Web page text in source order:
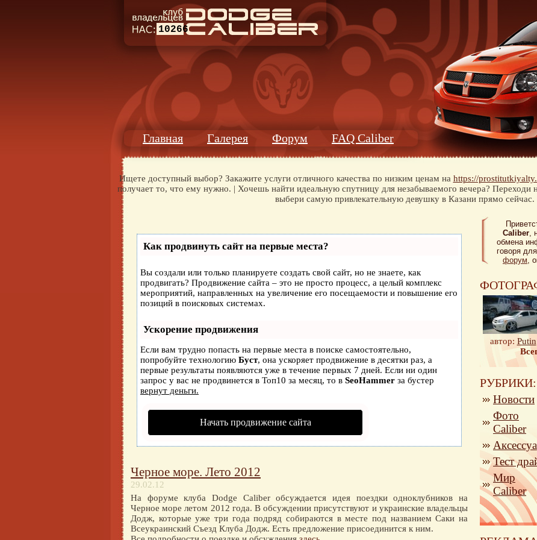
10266
Главная Галерея Форум FAQ Caliber
Ищете доступный выбор? Закажите услуги отличного качества по низким ценам на https://
получает то, что ему нужно. | Хочешь найти идеальную спутницу для незабываемого вечера? Переходи
выбери самую привлекательную девушку в Казани прямо сейчас.
Как продвинуть сайт на первые места?
Вы создали или только планируете создать свой сайт, но не знаете, как
продвигать? Продвижение сайта – это не просто процесс, а целый комплекс
мероприятий, направленных на увеличение его посещаемости и повышение его
позиций в поисковых системах.
Ускорение продвижения
Если вам трудно попасть на первые места в поиске самостоятельно,
попробуйте технологию Буст, она ускоряет продвижение в десятки раз, а
первые результаты появляются уже в течение первых 7 дней. Если ни один
запрос у вас не продвинется в Топ10 за месяц, то в SeoHammer за бустер
вернут деньги.
Начать продвижение сайта
Черное море. Лето 2012
29.02.12
На форуме клуба Dodge Caliber обсуждается идея поездки одноклубников на
Черное море летом 2012 года. В обсуждении присутствуют и украинские владельцы
Додж, которые уже три года подряд собираются в месте под названием Саки на
Всеукраинский Съезд Клуба Додж. Есть предложение присоединится к ним.
Caliber,
обмена
говоря
форум,
автор: Putin
РУБРИКИ:
Новости
Фото
Caliber
Тест
Мир
Caliber